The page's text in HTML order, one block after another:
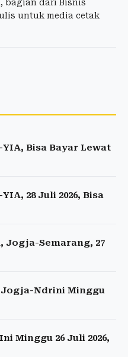
bagian dari Bisnis
untuk media cetak
Bisa Bayar Lewat
28 Juli 2026, Bisa
Jogja-Semarang, 27
Ndrini Minggu
Minggu 26 Juli 2026,